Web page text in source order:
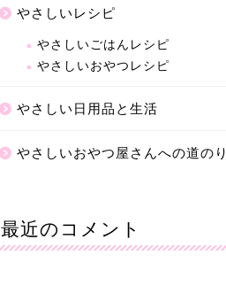
やさしいレシピ
やさしいごはんレシピ
やさしいおやつレシピ
やさしい日用品と生活
やさしいおやつ屋さんへの道のり
最近のコメント